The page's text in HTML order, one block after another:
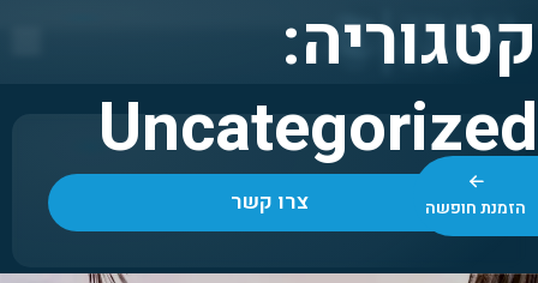
Request a quote
5.0
צרו קשר
קטגוריה:
Uncategorized
הזמנת חופשה